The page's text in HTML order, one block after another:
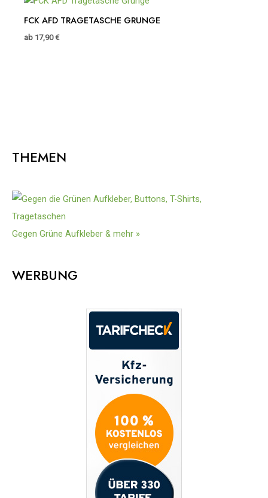
THEMEN
Gegen Grüne Aufkleber & mehr »
WERBUNG
FCK AFD TRAGETASCHE GRUNGE
ab 17,90€